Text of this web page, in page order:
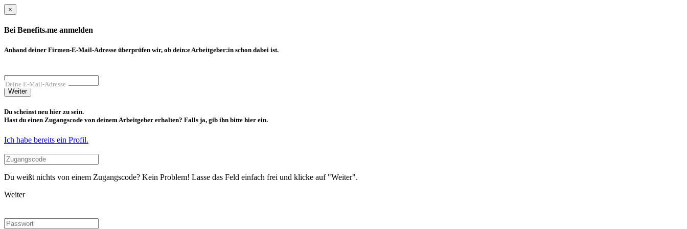
×
Bei Benefits.me anmelden
Anhand deiner Firmen-E-Mail-Adresse überprüfen wir, ob dein:e Arbeitgeber:in schon dabei ist.
Deine E-Mail-Adresse
Weiter
Du scheinst neu hier zu sein.
Hast du einen Zugangscode von deinem Arbeitgeber erhalten? Falls ja, gib ihn bitte hier ein.
Ich habe bereits ein Profil.
Du weißt nichts von einem Zugangscode? Kein Problem! Lasse das Feld einfach frei und klicke auf "Weiter".
Weiter